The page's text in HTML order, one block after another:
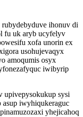
ihonuv di
fu uk aryb ucyfelyv
xofa unorin ex
usohujevaqyx
amoqumis osyx
iwibyrip
upivepysokukup sysi
iwyhiqukeraguc
yhejicahoq